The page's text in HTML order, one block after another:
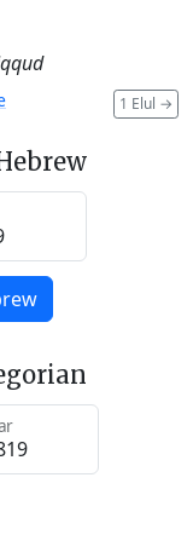
1 Elul →